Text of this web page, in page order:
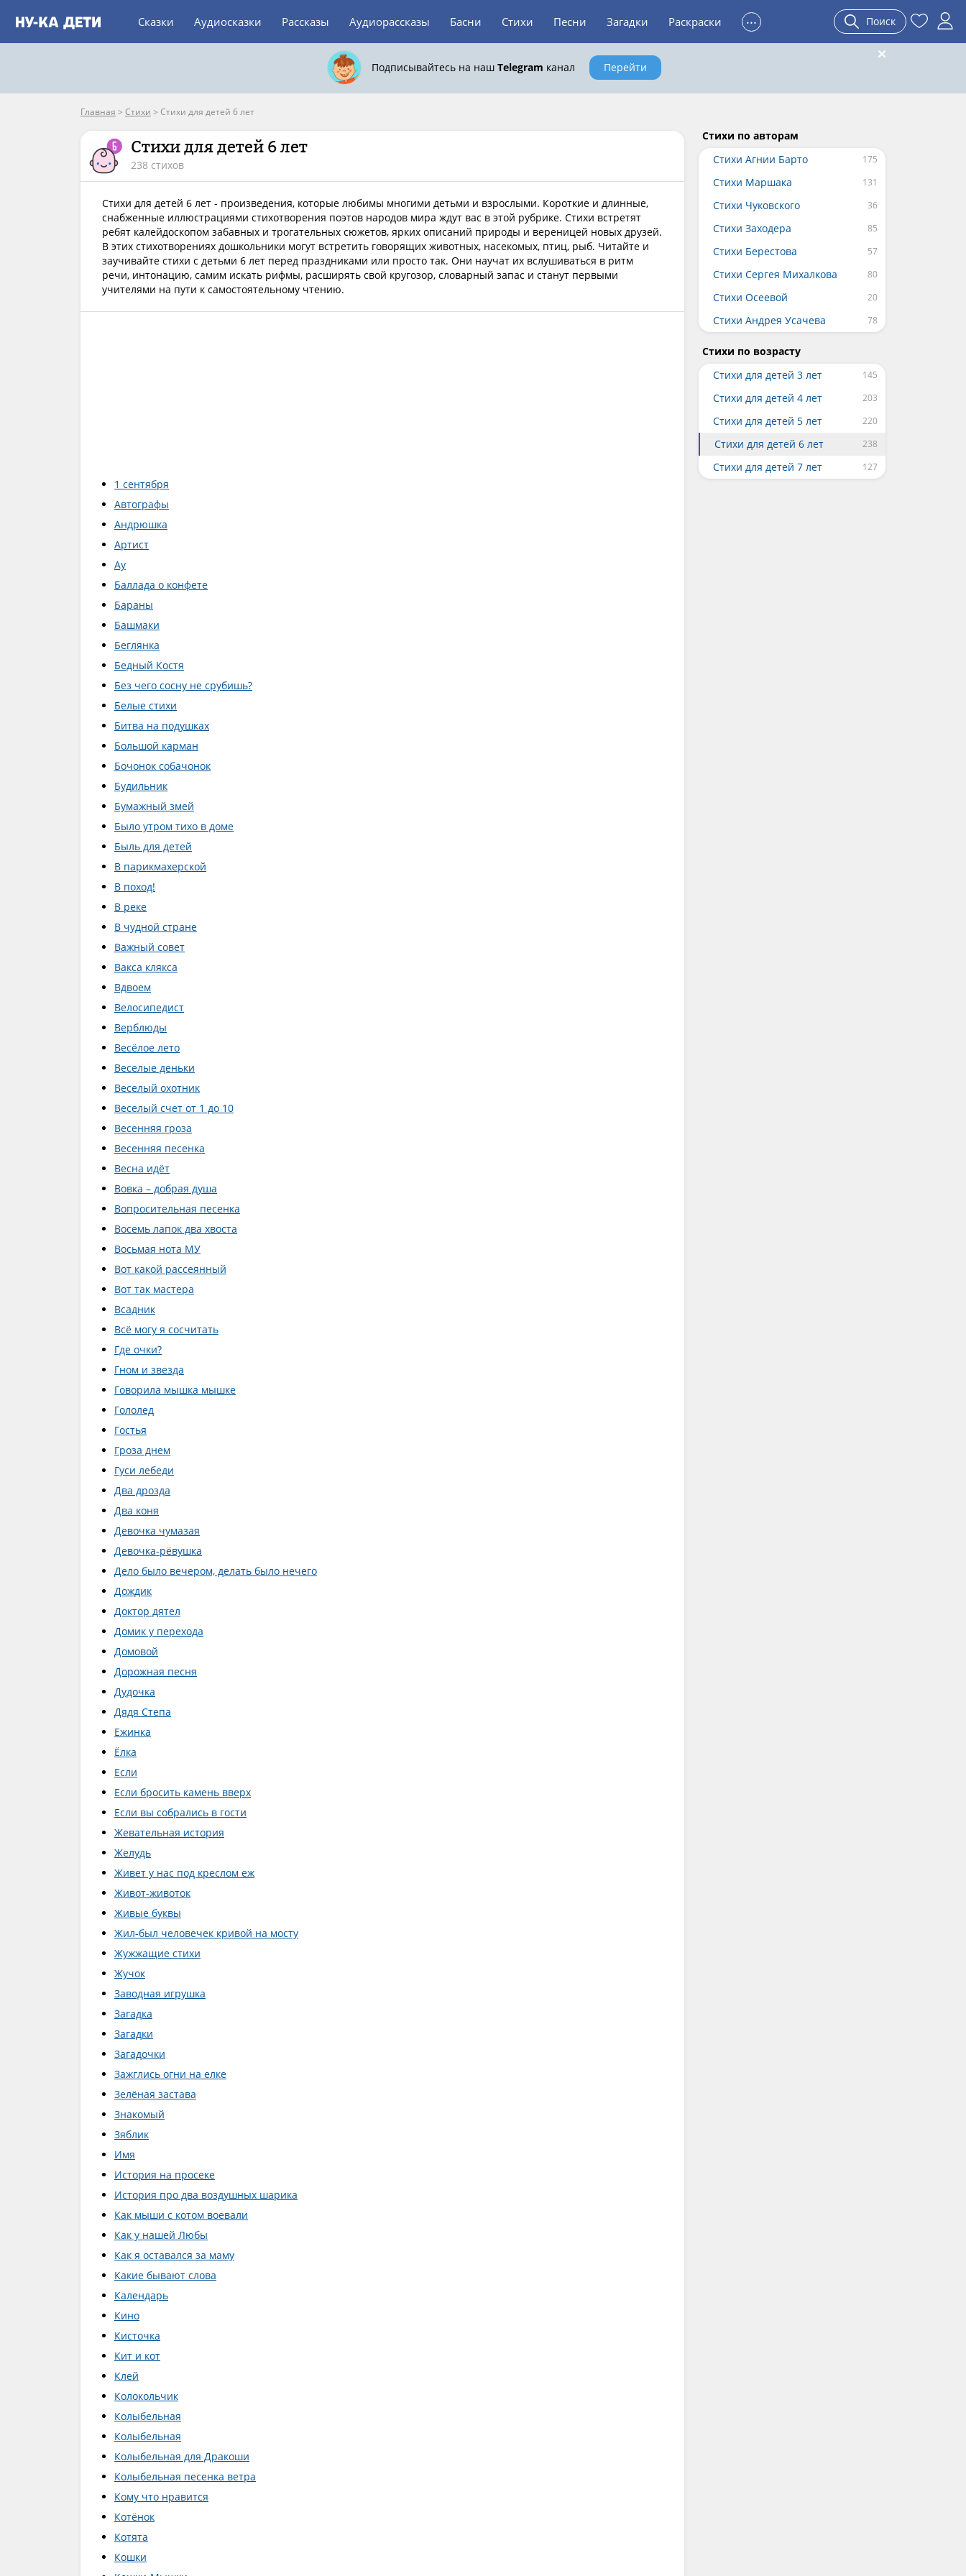
Сказки Аудиосказки Рассказы Аудиорассказы Басни Стихи Песни Загадки Раскраски ... Поиск
Подписывайтесь на наш Telegram канал Перейти
Главная > Стихи > Стихи для детей 6 лет
Стихи для детей 6 лет
238 стихов
Стихи для детей 6 лет - произведения, которые любимы многими детьми и взрослыми. Короткие и длинные,
снабженные иллюстрациями стихотворения поэтов народов мира ждут вас в этой рубрике. Стихи встретят
ребят калейдоскопом забавных и трогательных сюжетов, ярких описаний природы и вереницей новых друзей.
В этих стихотворениях дошкольники могут встретить говорящих животных, насекомых, птиц, рыб. Читайте и
заучивайте стихи с детьми 6 лет перед праздниками или просто так. Они научат их вслушиваться в ритм
речи, интонацию, самим искать рифмы, расширять свой кругозор, словарный запас и станут первыми
учителями на пути к самостоятельному чтению.
1 сентября
Автографы
Андрюшка
Артист
Ау
Баллада о конфете
Бараны
Башмаки
Беглянка
Бедный Костя
Без чего сосну не срубишь?
Белые стихи
Битва на подушках
Большой карман
Бочонок собачонок
Будильник
Бумажный змей
Было утром тихо в доме
Быль для детей
В парикмахерской
В поход!
В реке
В чудной стране
Важный совет
Вакса клякса
Вдвоем
Велосипедист
Верблюды
Весёлое лето
Веселые деньки
Веселый охотник
Веселый счет от 1 до 10
Весенняя гроза
Весенняя песенка
Весна идёт
Вовка – добрая душа
Вопросительная песенка
Восемь лапок два хвоста
Восьмая нота МУ
Вот какой рассеянный
Вот так мастера
Всадник
Всё могу я сосчитать
Где очки?
Гном и звезда
Говорила мышка мышке
Гололед
Гостья
Гроза днем
Гуси лебеди
Два дрозда
Два коня
Девочка чумазая
Девочка-рёвушка
Дело было вечером, делать было нечего
Дождик
Доктор дятел
Домик у перехода
Домовой
Дорожная песня
Дудочка
Дядя Степа
Ежинка
Ёлка
Если
Если бросить камень вверх
Если вы собрались в гости
Жевательная история
Желудь
Живет у нас под креслом еж
Живот-животок
Живые буквы
Жил-был человечек кривой на мосту
Жужжащие стихи
Жучок
Заводная игрушка
Загадка
Загадки
Загадочки
Зажглись огни на елке
Зелёная застава
Знакомый
Зяблик
Имя
История на просеке
История про два воздушных шарика
Как мыши с котом воевали
Как у нашей Любы
Как я оставался за маму
Какие бывают слова
Календарь
Кино
Кисточка
Кит и кот
Клей
Колокольчик
Колыбельная
Колыбельная
Колыбельная для Дракоши
Колыбельная песенка ветра
Кому что нравится
Котёнок
Котята
Кошки
Стихи по авторам
Стихи Агнии Барто
Стихи Маршака
Стихи Чуковского
Стихи Заходера
Стихи Берестова
Стихи Сергея Михалкова
Стихи Осеевой
Стихи Андрея Усачева
Стихи по возрасту
Стихи для детей 3 лет
Стихи для детей 4 лет
Стихи для детей 5 лет
Стихи для детей 6 лет
Стихи для детей 7 лет